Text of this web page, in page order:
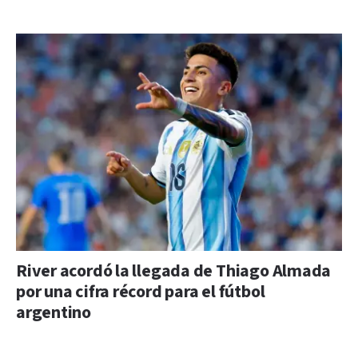
River acordó la llegada de Thiago Almada
por una cifra récord para el fútbol
argentino